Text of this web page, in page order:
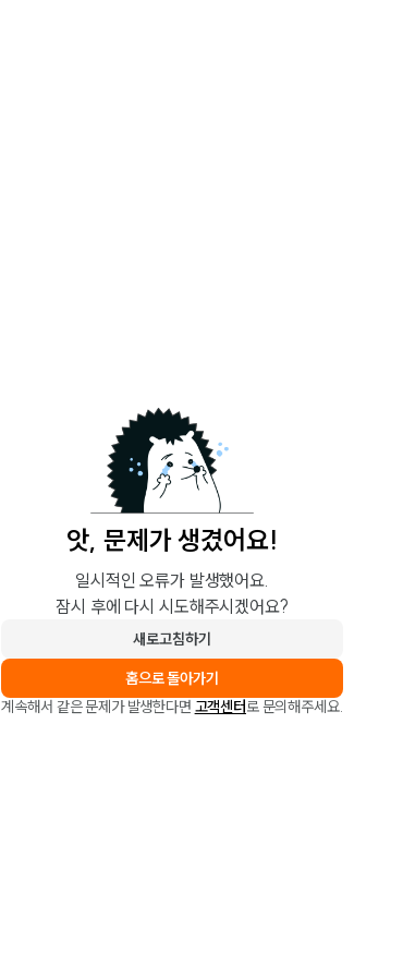
앗, 문제가 생겼어요!
일시적인 오류가 발생했어요.
잠시 후에 다시 시도해주시겠어요?
새로고침하기
홈으로 돌아가기
계속해서 같은 문제가 발생한다면 고객센터로 문의해주세요.